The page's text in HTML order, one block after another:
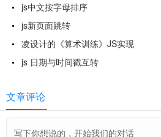
js中文按字母排序
js新页面跳转
凌设计的《算术训练》JS实现
js 日期与时间戳互转
文章评论